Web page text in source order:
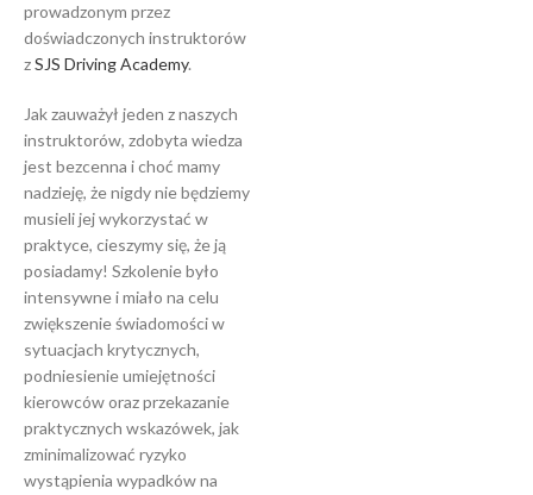
prowadzonym przez
doświadczonych instruktorów
zSJS Driving Academy.
Jak zauważył jeden z naszych
instruktorów, zdobyta wiedza
jest bezcenna i choć mamy
nadzieję, że nigdy nie będziemy
musieli jej wykorzystać w
praktyce, cieszymy się, że ją
posiadamy! Szkolenie było
intensywne i miało na celu
zwiększenie świadomości w
sytuacjach krytycznych,
podniesienie umiejętności
kierowców oraz przekazanie
praktycznych wskazówek, jak
zminimalizować ryzyko
wystąpienia wypadków na